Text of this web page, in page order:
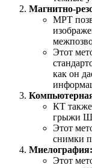
Магнитно-
МРТ
Этот
как он
КТ также
грыжи
Этот
снимки
Миелография:
Этот